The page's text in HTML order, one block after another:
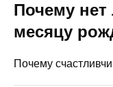
Почему
месяцу
Почему